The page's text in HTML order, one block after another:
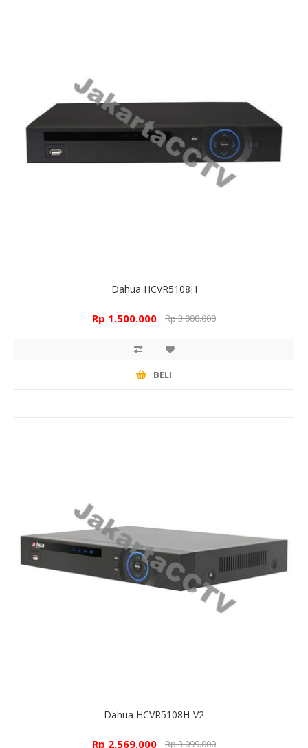
Dahua HCVR5108H
Rp 1.500.000 Rp 3.000.000
BELI
Dahua HCVR5108H-V2
Rp 2.569.000 Rp 3.099.000